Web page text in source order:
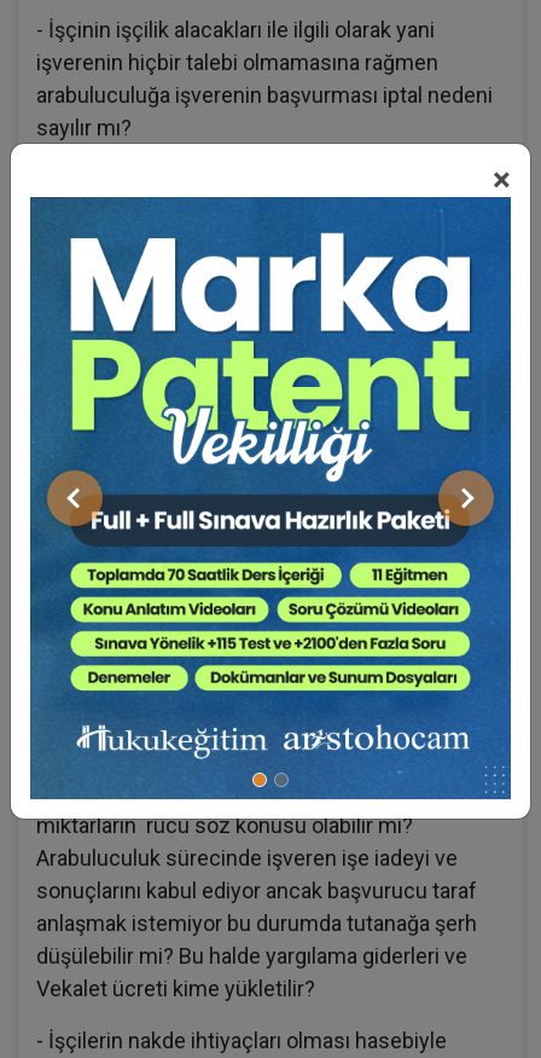
×
Önceki Sonraki
- İşçinin işçilik alacakları ile ilgili olarak yani
işverenin hiçbir talebi olmamasına rağmen
arabuluculuğa işverenin başvurması iptal nedeni
sayılır mı?
anlaşma ve yine işçi çalışmaya devam etmişse
bunların hepsi için ayrı ayrı mı dava açılacak
yoksa en son olan anlaşmaya mı dava açmamız
gereklidir?
- 5 yıl çalışması olan işçi her sene sonunda çıkışı
yapılıp arabuculuk anlaşması yapılıp her
defasında o yılki ücret üzerinden 1 yıllık kıdemi
ve sair işçilik alacakları ödenirse ve bir hafta
sonra yeniden girişi yapılması halinde de mi
makbuz niteliğinde kabul edilir hocam? Netice
itibariyle işten çıkış resmiyette yapılmış.
- İşçinin işçilik alacakları ile ilgili olarak yani
işverenin hiçbir talebi olmamasına rağmen
arabuluculuğa işverenin başvurması iptal nedeni
- Asıl işveren veya alt işveren arabuluculukta
anlaştığında arabuluculuk tutanağındaki
miktarların rücu söz konusu olabilir mi?
Arabuluculuk sürecinde işveren işe iadeyi ve
sonuçlarını kabul ediyor ancak başvurucu taraf
anlaşmak istemiyor bu durumda tutanağa şerh
düşülebilir mi? Bu halde yargılama giderleri ve
Vekalet ücreti kime yükletilir?
- İşçilerin nakde ihtiyaçları olması hasebiyle